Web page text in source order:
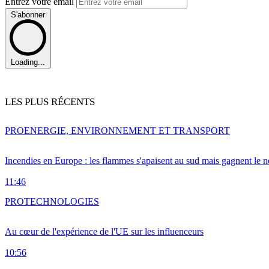
S'abonner
Loading...
LES PLUS RÉCENTS
Incendies en Europe : les flammes s'apaisent au sud mais gagnent le
11:46
PROENERGIE, ENVIRONNEMENT ET TRANSPORT
Au cœur de l'expérience de l'UE sur les influenceurs
10:56
PROTECHNOLOGIES